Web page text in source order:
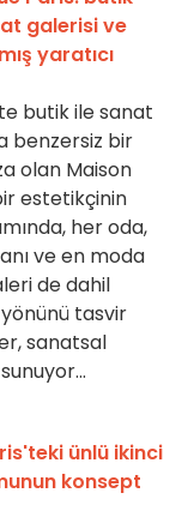
galerisi ve
yaratıcı
butik ile sanat
benzersiz bir
olan Maison
estetikçinin
her oda,
ve en moda
de dahil
tasvir
sanatsal
ünlü ikinci
konsept